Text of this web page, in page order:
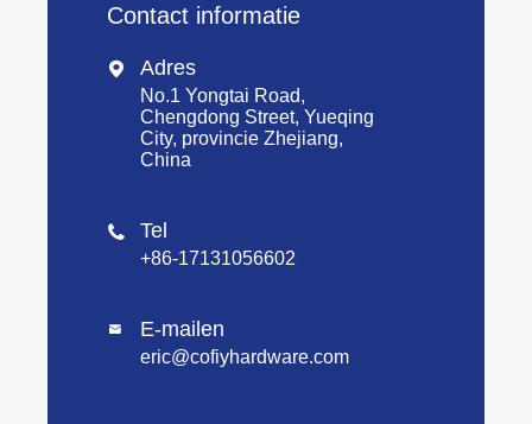
Contact informatie
 Adres
No.1 Yongtai Road,
Chengdong Street, Yueqing
City, provincie Zhejiang,
China
 Tel
+86-17131056602
 E-mailen
eric@cofiyhardware.com